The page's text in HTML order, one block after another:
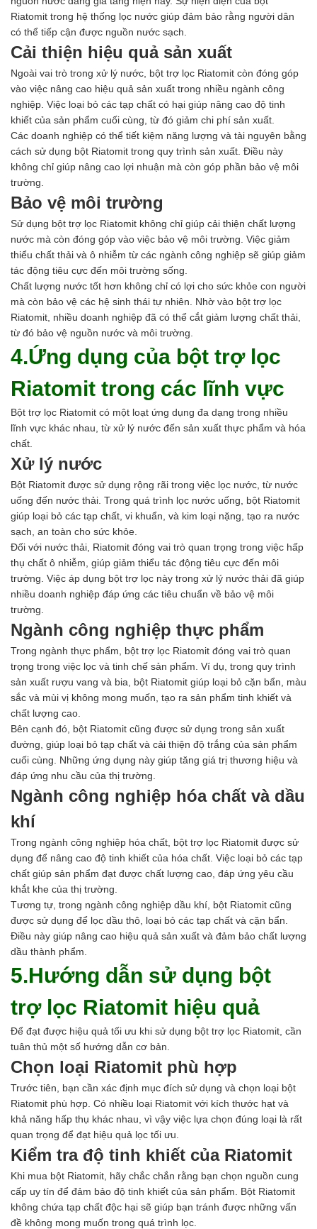
Riatomit trong hệ thống lọc nước giúp đảm bảo rằng người dân
có thể tiếp cận được nguồn nước sạch.
Cải thiện hiệu quả sản xuất
Ngoài vai trò trong xử lý nước, bột trợ lọc Riatomit còn đóng góp
vào việc nâng cao hiệu quả sản xuất trong nhiều ngành công
nghiệp. Việc loại bỏ các tạp chất có hại giúp nâng cao độ tinh
khiết của sản phẩm cuối cùng, từ đó giảm chi phí sản xuất.
Các doanh nghiệp có thể tiết kiệm năng lượng và tài nguyên bằng
cách sử dụng bột Riatomit trong quy trình sản xuất. Điều này
không chỉ giúp nâng cao lợi nhuận mà còn góp phần bảo vệ môi
trường.
Bảo vệ môi trường
Sử dụng bột trợ lọc Riatomit không chỉ giúp cải thiện chất lượng
nước mà còn đóng góp vào việc bảo vệ môi trường. Việc giảm
thiểu chất thải và ô nhiễm từ các ngành công nghiệp sẽ giúp giảm
tác động tiêu cực đến môi trường sống.
Chất lượng nước tốt hơn không chỉ có lợi cho sức khỏe con người
mà còn bảo vệ các hệ sinh thái tự nhiên. Nhờ vào bột trợ lọc
Riatomit, nhiều doanh nghiệp đã có thể cắt giảm lượng chất thải,
từ đó bảo vệ nguồn nước và môi trường.
4.Ứng dụng của bột trợ lọc
Riatomit trong các lĩnh vực
Bột trợ lọc Riatomit có một loạt ứng dụng đa dạng trong nhiều
lĩnh vực khác nhau, từ xử lý nước đến sản xuất thực phẩm và hóa
chất.
Xử lý nước
Bột Riatomit được sử dụng rộng rãi trong việc lọc nước, từ nước
uống đến nước thải. Trong quá trình lọc nước uống, bột Riatomit
giúp loại bỏ các tạp chất, vi khuẩn, và kim loại nặng, tạo ra nước
sạch, an toàn cho sức khỏe.
Đối với nước thải, Riatomit đóng vai trò quan trọng trong việc hấp
thụ chất ô nhiễm, giúp giảm thiểu tác động tiêu cực đến môi
trường. Việc áp dụng bột trợ lọc này trong xử lý nước thải đã giúp
nhiều doanh nghiệp đáp ứng các tiêu chuẩn về bảo vệ môi
trường.
Ngành công nghiệp thực phẩm
Trong ngành thực phẩm, bột trợ lọc Riatomit đóng vai trò quan
trọng trong việc lọc và tinh chế sản phẩm. Ví dụ, trong quy trình
sản xuất rượu vang và bia, bột Riatomit giúp loại bỏ cặn bẩn, màu
sắc và mùi vị không mong muốn, tạo ra sản phẩm tinh khiết và
chất lượng cao.
Bên cạnh đó, bột Riatomit cũng được sử dụng trong sản xuất
đường, giúp loại bỏ tạp chất và cải thiện độ trắng của sản phẩm
cuối cùng. Những ứng dụng này giúp tăng giá trị thương hiệu và
đáp ứng nhu cầu của thị trường.
Ngành công nghiệp hóa chất và dầu
khí
Trong ngành công nghiệp hóa chất, bột trợ lọc Riatomit được sử
dụng để nâng cao độ tinh khiết của hóa chất. Việc loại bỏ các tạp
chất giúp sản phẩm đạt được chất lượng cao, đáp ứng yêu cầu
khắt khe của thị trường.
Tương tự, trong ngành công nghiệp dầu khí, bột Riatomit cũng
được sử dụng để lọc dầu thô, loại bỏ các tạp chất và cặn bẩn.
Điều này giúp nâng cao hiệu quả sản xuất và đảm bảo chất lượng
dầu thành phẩm.
5.Hướng dẫn sử dụng bột
trợ lọc Riatomit hiệu quả
Để đạt được hiệu quả tối ưu khi sử dụng bột trợ lọc Riatomit, cần
tuân thủ một số hướng dẫn cơ bản.
Chọn loại Riatomit phù hợp
Trước tiên, bạn cần xác định mục đích sử dụng và chọn loại bột
Riatomit phù hợp. Có nhiều loại Riatomit với kích thước hạt và
khả năng hấp thụ khác nhau, vì vậy việc lựa chọn đúng loại là rất
quan trọng để đạt hiệu quả lọc tối ưu.
Kiểm tra độ tinh khiết của Riatomit
Khi mua bột Riatomit, hãy chắc chắn rằng bạn chọn nguồn cung
cấp uy tín để đảm bảo độ tinh khiết của sản phẩm. Bột Riatomit
không chứa tạp chất độc hại sẽ giúp bạn tránh được những vấn
đề không mong muốn trong quá trình lọc.